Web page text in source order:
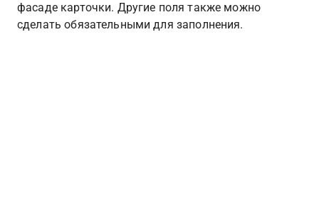
фасаде карточки. Другие поля также можно
сделать обязательными для заполнения.